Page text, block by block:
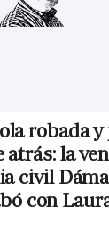
robada y
atrás: la
civil
con